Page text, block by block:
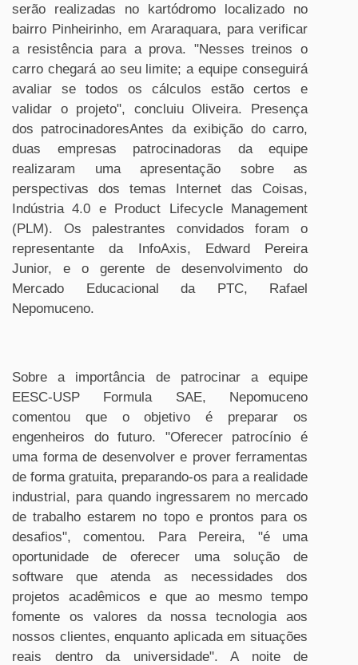
serão realizadas no kartódromo localizado no
bairro Pinheirinho, em Araraquara, para verificar
a resistência para a prova. "Nesses treinos o
carro chegará ao seu limite; a equipe conseguirá
avaliar se todos os cálculos estão certos e
validar o projeto", concluiu Oliveira. Presença
dos patrocinadoresAntes da exibição do carro,
duas empresas patrocinadoras da equipe
realizaram uma apresentação sobre as
perspectivas dos temas Internet das Coisas,
Indústria 4.0 e Product Lifecycle Management
(PLM). Os palestrantes convidados foram o
representante da InfoAxis, Edward Pereira
Junior, e o gerente de desenvolvimento do
Mercado Educacional da PTC, Rafael
Nepomuceno.
Sobre a importância de patrocinar a equipe
EESC-USP Formula SAE, Nepomuceno
comentou que o objetivo é preparar os
engenheiros do futuro. "Oferecer patrocínio é
uma forma de desenvolver e prover ferramentas
de forma gratuita, preparando-os para a realidade
industrial, para quando ingressarem no mercado
de trabalho estarem no topo e prontos para os
desafios", comentou. Para Pereira, "é uma
oportunidade de oferecer uma solução de
software que atenda as necessidades dos
projetos acadêmicos e que ao mesmo tempo
fomente os valores da nossa tecnologia aos
nossos clientes, enquanto aplicada em situações
reais dentro da universidade". A noite de